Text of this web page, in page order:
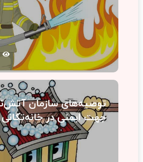
بیشتر بدانید
توصیه‌های سازمان آتش‌نشانی
جهت ایمنی در خانه‌تکانی